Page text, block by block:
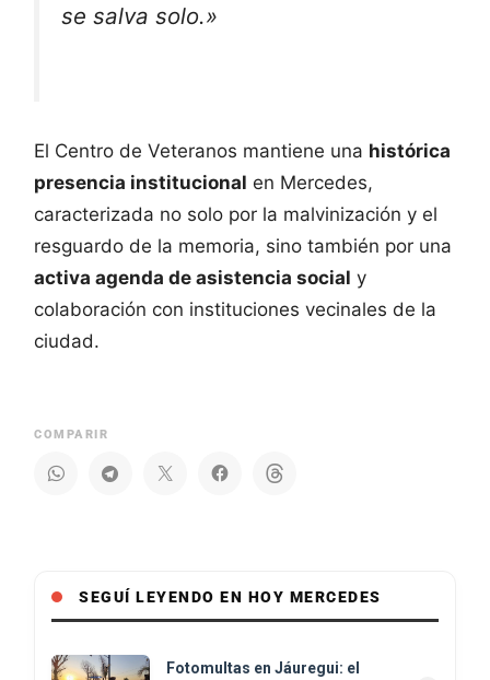
se salva solo.»
El Centro de Veteranos mantiene una histórica
presencia institucional en Mercedes,
caracterizada no solo por la malvinización y el
resguardo de la memoria, sino también por una
activa agenda de asistencia social y
colaboración con instituciones vecinales de la
ciudad.
COMPARIR
SEGUÍ LEYENDO EN HOY MERCEDES
Fotomultas en Jáuregui: el